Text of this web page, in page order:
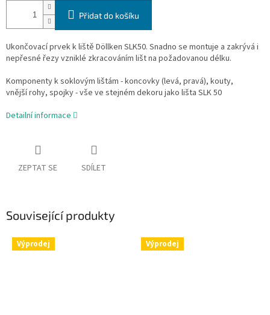
Přidat do košíku
Ukončovací prvek k liště Döllken SLK50. Snadno se montuje a zakrývá i
nepřesné řezy vzniklé zkracováním lišt na požadovanou délku.
Komponenty k soklovým lištám - koncovky (levá, pravá), kouty,
vnější rohy, spojky - vše ve stejném dekoru jako lišta SLK 50
Detailní informace
ZEPTAT SE SDÍLET
Související produkty
Výprodej Výprodej